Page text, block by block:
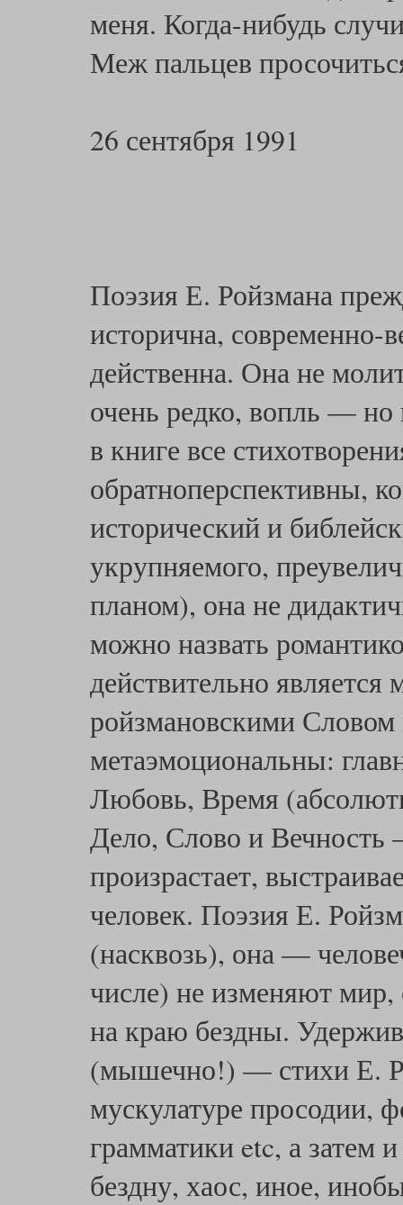
меня. Когда-нибудь
Меж пальцев
26 сентября 1991
Поэзия Е. Ройзмана
исторична, современно-
действенна. Она не
очень редко, вопль —
в книге все
обратноперспективны,
исторический и
укрупняемого,
планом), она не
можно назвать
действительно
ройзмановскими
метаэмоциональны:
Любовь, Время
Дело, Слово и Вечность
произрастает,
человек. Поэзия Е.
(насквозь), она —
числе) не изменяют
на краю бездны.
(мышечно!) — стихи Е.
мускулатуре просодии,
грамматики etc, а затем
бездну, хаос, иное,